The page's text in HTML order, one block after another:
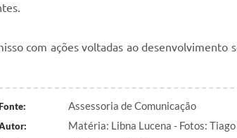
com ações voltadas ao desenvolvimento
Assessoria de Comunicação
Matéria: Libna Lucena - Fotos: